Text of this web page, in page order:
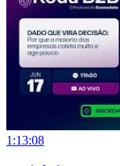
1:13:08